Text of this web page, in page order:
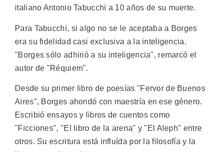
italiano Antonio Tabucchi a 10 años de su muerte.
Para Tabucchi, si algo no se le aceptaba a Borges
era su fidelidad casi exclusiva a la inteligencia.
"Borges sólo adhirió a su inteligencia", remarcó el
autor de "Réquiem".
Desde su primer libro de poesías "Fervor de Buenos
Aires", Borges ahondó con maestría en ese género.
Escribió ensayos y libros de cuentos como
"Ficciones", "El libro de la arena" y "El Aleph" entre
otros. Su escritura está influída por la filosofía y la